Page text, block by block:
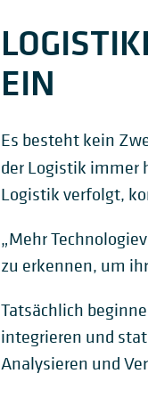
EIN
Es besteht kein
der Logistik immer
Logistik verfolgt,
„Mehr
zu erkennen, um
Tatsächlich
integrieren und
Analysieren und